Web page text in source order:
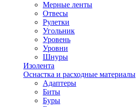
Мерные ленты
Отвесы
Рулетки
Угольник
Уровень
Уровни
Шнуры
Изолента
Оснастка и расходные материалы
Адаптеры
Биты
Буры